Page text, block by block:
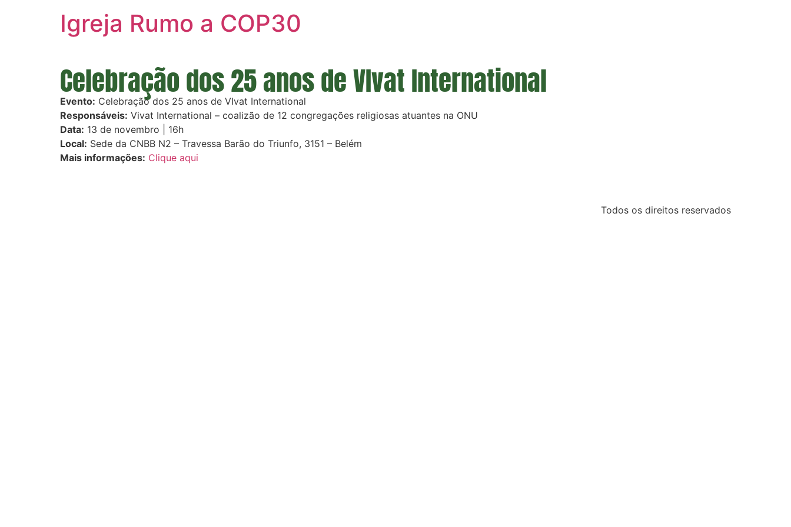
Igreja Rumo a COP30
Celebração dos 25 anos de VIvat International
Evento: Celebração dos 25 anos de VIvat International
Responsáveis: Vivat International – coalizão de 12 congregações religiosas atuantes na ONU
Data: 13 de novembro | 16h
Local: Sede da CNBB N2 – Travessa Barão do Triunfo, 3151 – Belém
Mais informações: Clique aqui
Todos os direitos reservados